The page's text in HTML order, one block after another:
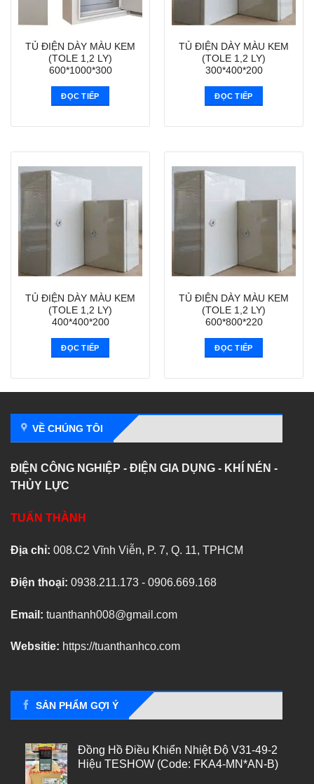
TỦ ĐIỆN DÀY MÀU KEM
(TOLE 1,2 LY)
600*1000*300
ĐỌC TIẾP
TỦ ĐIỆN DÀY MÀU KEM
(TOLE 1,2 LY)
300*400*200
ĐỌC TIẾP
TỦ ĐIỆN DÀY MÀU KEM
(TOLE 1,2 LY)
400*400*200
ĐỌC TIẾP
TỦ ĐIỆN DÀY MÀU KEM
(TOLE 1,2 LY)
600*800*220
ĐỌC TIẾP
VỀ CHÚNG TÔI
ĐIỆN CÔNG NGHIỆP - ĐIỆN GIA DỤNG - KHÍ NÉN -
THỦY LỰC
TUẤN THÀNH
Địa chỉ: 008.C2 Vĩnh Viễn, P. 7, Q. 11, TPHCM
Điện thoại: 0938.211.173 - 0906.669.168
Email: tuanthanh008@gmail.com
Websitie: https://tuanthanhco.com
SẢN PHẨM GỢI Ý
Đồng Hồ Điều Khiển Nhiệt Độ V31-49-2
Hiệu TESHOW (Code: FKA4-MN*AN-B)